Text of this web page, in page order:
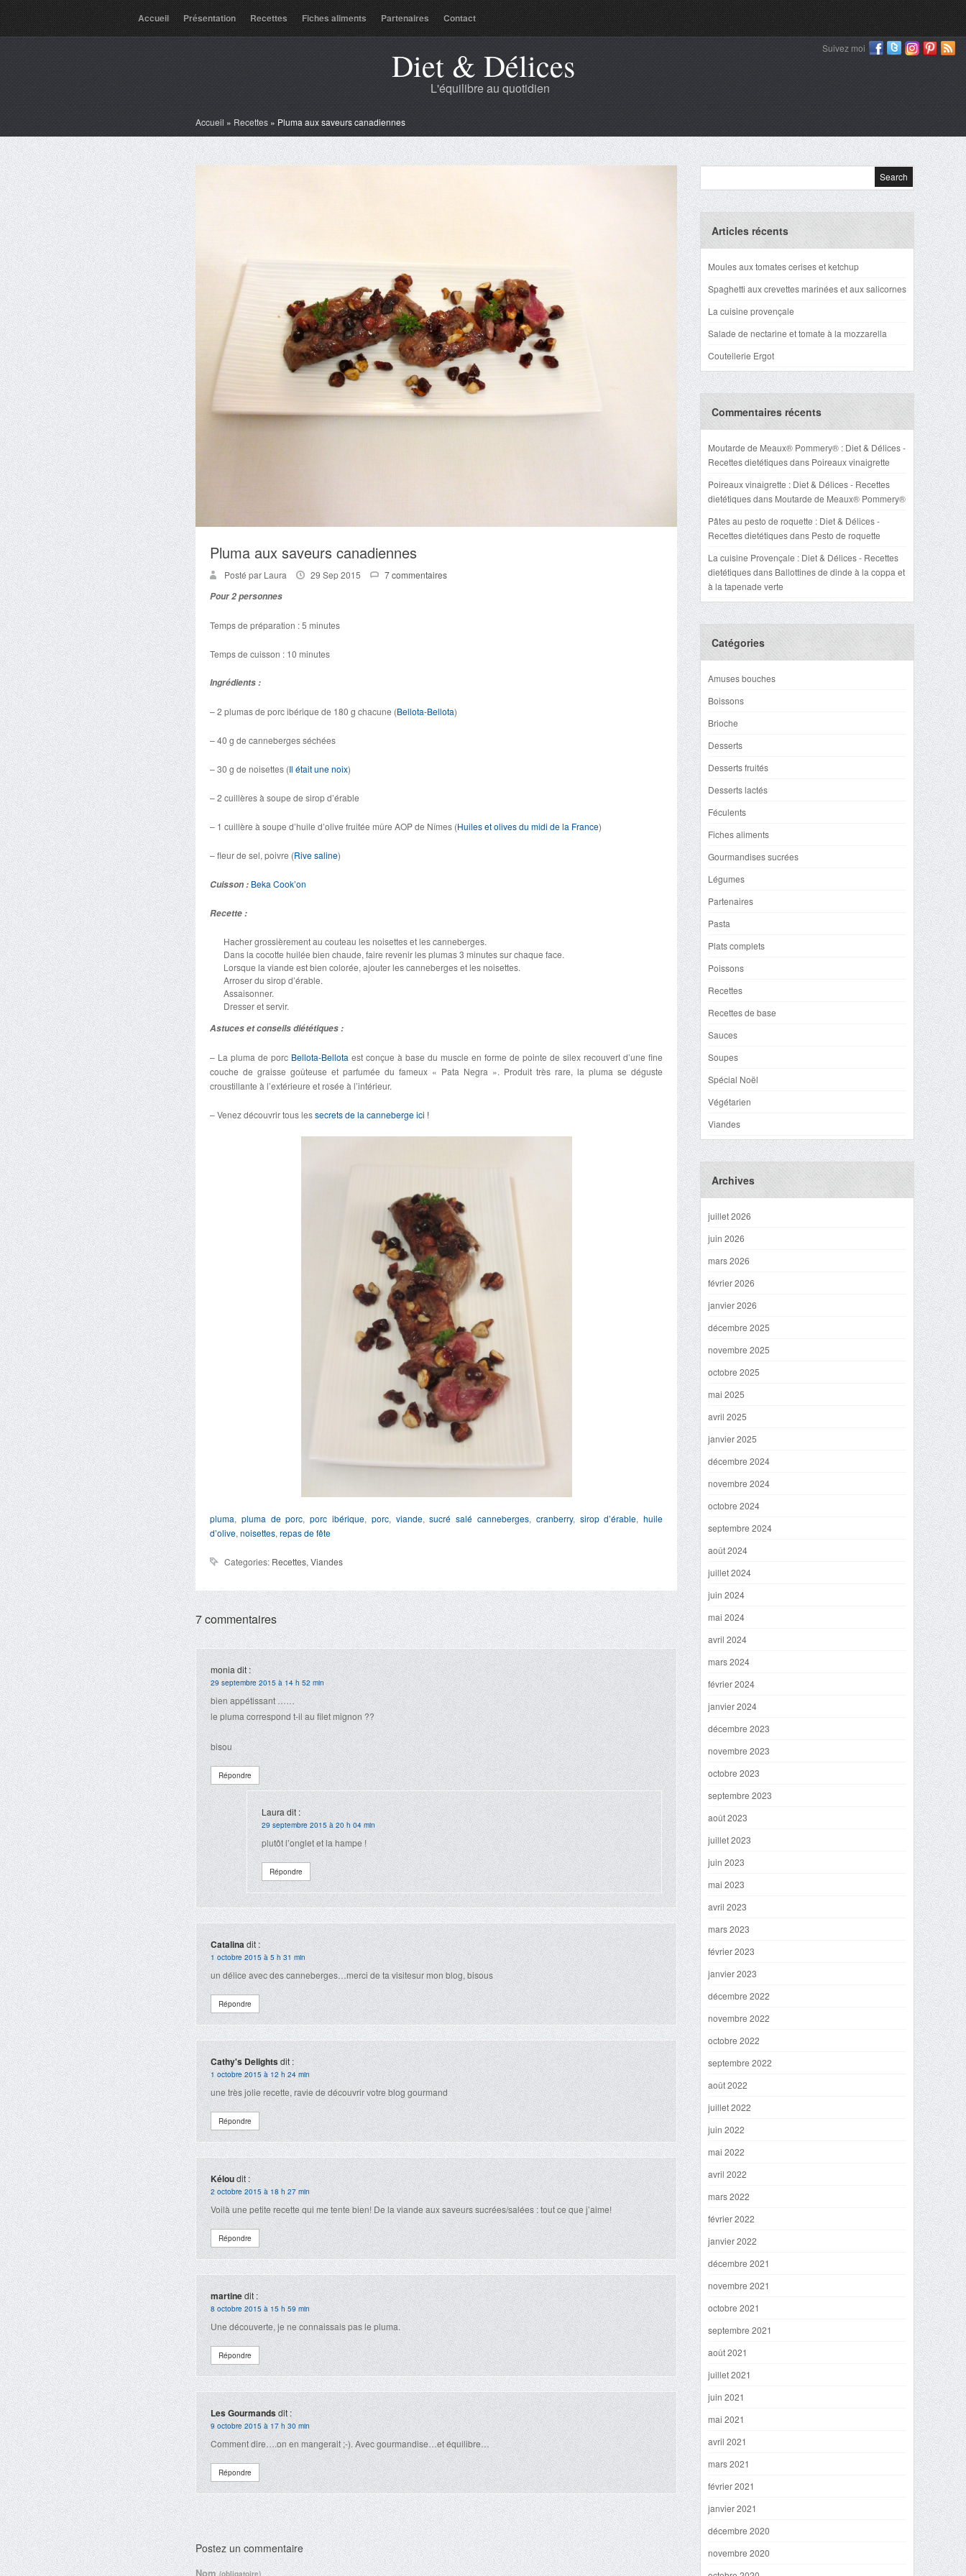
Accueil Présentation Recettes Fiches aliments Partenaires Contact
Suivez moi
Diet & Délices
L'équilibre au quotidien
Accueil » Recettes » Pluma aux saveurs canadiennes
Pluma aux saveurs canadiennes
Posté par Laura 29 Sep 2015
7 commentaires
Pour 2 personnes
Temps de préparation : 5 minutes
Temps de cuisson : 10 minutes
Ingrédients :
– 2 plumas de porc ibérique de 180 g chacune (Bellota-Bellota)
– 40 g de canneberges séchées
– 30 g de noisettes (Il était une noix)
– 2 cuillères à soupe de sirop d’érable
– 1 cuillère à soupe d’huile d’olive fruitée mûre AOP de Nîmes (Huiles et olives du midi de la France)
– fleur de sel, poivre (Rive saline)
Cuisson : Beka Cook’on
Recette :
Hacher grossièrement au couteau les noisettes et les canneberges.
Dans la cocotte huilée bien chaude, faire revenir les plumas 3 minutes sur chaque face.
Lorsque la viande est bien colorée, ajouter les canneberges et les noisettes.
Arroser du sirop d’érable.
Assaisonner.
Dresser et servir.
Astuces et conseils diététiques :
– La pluma de porc Bellota-Bellota est conçue à base du muscle en forme de pointe de silex recouvert d’une fine
couche de graisse goûteuse et parfumée du fameux « Pata Negra ». Produit très rare, la pluma se déguste
croustillante à l’extérieure et rosée à l’intérieur.
– Venez découvrir tous lessecrets de la canneberge ici !
pluma, pluma de porc,porc ibérique, porc, viande,sucré salé canneberges, cranberry, sirop d’érable,huile
d’olive, noisettes, repas de fête
Categories: Recettes, Viandes
7 commentaires
moniadit :
29 septembre 2015 à 14 h 52 min
bien appétissant ……
le pluma correspond t-il au filet mignon ??
bisou
Répondre
Laura dit :
29 septembre 2015 à 20 h 04 min
plutôt l’onglet et la hampe !
Répondre
Catalinadit :
1 octobre 2015 à 5 h 31 min
un délice avec des canneberges…merci de ta visitesur mon blog, bisous
Répondre
Cathy's Delightsdit :
1 octobre 2015 à 12 h 24 min
une très jolie recette, ravie de découvrir votre blog gourmand
Répondre
Kéloudit :
2 octobre 2015 à 18 h 27 min
Voilà une petite recette qui me tente bien! De la viande aux saveurs sucrées/salées : tout ce que j’aime!
Répondre
martinedit :
8 octobre 2015 à 15 h 59 min
Une découverte, je ne connaissais pas le pluma.
Répondre
Les Gourmandsdit :
9 octobre 2015 à 17 h 30 min
Comment dire….on en mangerait ;-). Avec gourmandise…et équilibre…
Répondre
Postez un commentaire
Nom(obligatoire)
Articles récents
Moules aux tomates cerises et ketchup
Spaghetti aux crevettes marinées et aux salicornes
La cuisine provençale
Salade de nectarine et tomate à la mozzarella
Coutellerie Ergot
Commentaires récents
Moutarde de Meaux® Pommery® : Diet & Délices -
Recettes dietétiquesdans Poireaux vinaigrette
Poireaux vinaigrette : Diet & Délices - Recettes
dietétiquesdans Moutarde de Meaux® Pommery®
Pâtes au pesto de roquette : Diet & Délices -
Recettes dietétiquesdans Pesto de roquette
La cuisine Provençale : Diet & Délices - Recettes
dietétiquesdans Ballottines de dinde à la coppa et
à la tapenade verte
Catégories
Amuses bouches
Boissons
Brioche
Desserts
Desserts fruités
Desserts lactés
Féculents
Fiches aliments
Gourmandises sucrées
Légumes
Partenaires
Pasta
Plats complets
Poissons
Recettes
Recettes de base
Sauces
Soupes
Spécial Noël
Végétarien
Viandes
Archives
juillet 2026
juin 2026
mars 2026
février 2026
janvier 2026
décembre 2025
novembre 2025
octobre 2025
mai 2025
avril 2025
janvier 2025
décembre 2024
novembre 2024
octobre 2024
septembre 2024
août 2024
juillet 2024
juin 2024
mai 2024
avril 2024
mars 2024
février 2024
janvier 2024
décembre 2023
novembre 2023
octobre 2023
septembre 2023
août 2023
juillet 2023
juin 2023
mai 2023
avril 2023
mars 2023
février 2023
janvier 2023
décembre 2022
novembre 2022
octobre 2022
septembre 2022
août 2022
juillet 2022
juin 2022
mai 2022
avril 2022
mars 2022
février 2022
janvier 2022
décembre 2021
novembre 2021
octobre 2021
septembre 2021
août 2021
juillet 2021
juin 2021
mai 2021
avril 2021
mars 2021
février 2021
janvier 2021
décembre 2020
novembre 2020